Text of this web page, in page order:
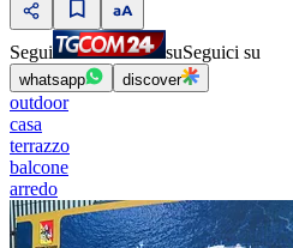
Segui suSeguici su
whatsapp discover
outdoor
casa
terrazzo
balcone
arredo